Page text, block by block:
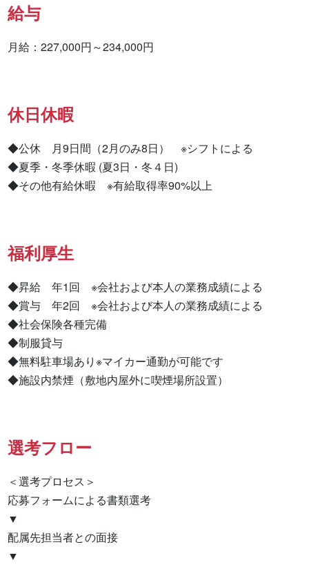
給与
月給：227,000円～234,000円
休日休暇
◆公休　月9日間（2月のみ8日）　※シフトによる
◆夏季・冬季休暇 (夏3日・冬４日)
◆その他有給休暇　※有給取得率90%以上
福利厚生
◆昇給　年1回　※会社および本人の業務成績による
◆賞与　年2回　※会社および本人の業務成績による
◆社会保険各種完備
◆制服貸与
◆無料駐車場あり※マイカー通勤が可能です
◆施設内禁煙（敷地内屋外に喫煙場所設置）
選考フロー
＜選考プロセス＞
応募フォームによる書類選考
▼
配属先担当者との面接
▼